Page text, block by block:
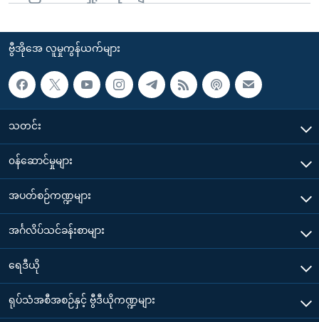
ဗွီအိုအေ လူမှုကွန်ယက်များ
သတင်း
၀န်ဆောင်မှုများ
အပတ်စဉ်ကဏ္ဍများ
အင်္ဂလိပ်သင်ခန်းစာများ
ရေဒီယို
ရုပ်သံအစီအစဉ်နှင့် ဗွီဒီယိုကဏ္ဍများ